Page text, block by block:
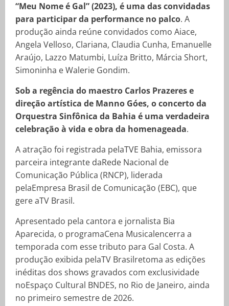
“Meu Nome é Gal” (2023), é uma das convidadas
para participar da performance no palco. A
produção ainda reúne convidados como Aiace,
Angela Velloso, Clariana, Claudia Cunha, Emanuelle
Araújo, Lazzo Matumbi, Luíza Britto, Márcia Short,
Simoninha e Walerie Gondim.
Sob a regência do maestro Carlos Prazeres e
direção artística de Manno Góes, o concerto da
Orquestra Sinfônica da Bahia é uma verdadeira
celebração à vida e obra da homenageada.
A atração foi registrada pelaTVE Bahia, emissora
parceira integrante daRede Nacional de
Comunicação Pública (RNCP), liderada
pelaEmpresa Brasil de Comunicação (EBC), que
gere aTV Brasil.
Apresentado pela cantora e jornalista Bia
Aparecida, o programaCena Musicalencerra a
temporada com esse tributo para Gal Costa. A
produção exibida pelaTV Brasilretoma as edições
inéditas dos shows gravados com exclusividade
noEspaço Cultural BNDES, no Rio de Janeiro, ainda
no primeiro semestre de 2026.